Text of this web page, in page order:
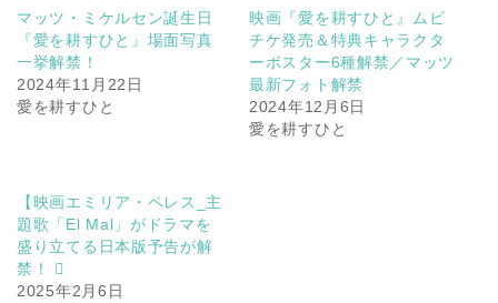
マッツ・ミケルセン誕生日
『愛を耕すひと』場面写真
一挙解禁！
2024年11月22日
愛を耕すひと
映画『愛を耕すひと』ムビ
チケ発売＆特典キャラクタ
ーポスター6種解禁／マッツ
最新フォト解禁
2024年12月6日
愛を耕すひと
【映画エミリア・ペレス_主
題歌「El Mal」がドラマを
盛り立てる日本版予告が解
禁！ 
2025年2月6日